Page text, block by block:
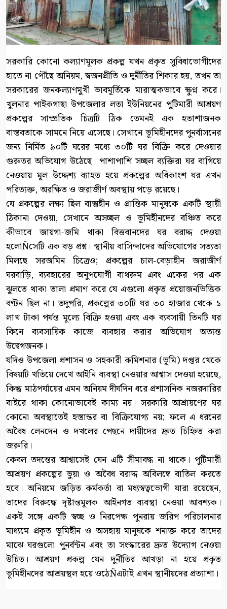
সরকারি কোনো কল্যাণমূলক প্রকল্প যখন প্রকৃত সুবিধাভোগীদের
হাতে না পৌঁছে অনিয়ম, স্বজনপ্রীতি ও দুর্নীতির শিকার হয়, তখন তা
সরকারের জনকল্যাণমুখী ভাবমূর্তিকে মারাত্মকভাবে ক্ষুণ্ন করে।
খুলনার পাইকগাছা উপজেলার লতা ইউনিয়নের পুটিমারী আশ্রয়ণ
প্রকল্পের সাম্প্রতিক চিত্রটি ঠিক তেমনই এক হতাশাজনক
বাস্তবতাকে সামনে নিয়ে এসেছে। সেখানে ভূমিহীনদের পুনর্বাসনের
জন্য নির্মিত ৯০টি ঘরের মধ্যে ৩০টি ঘর বিক্রি করে দেওয়ার
গুরুতর অভিযোগ উঠেছে। পাশাপাশি সচ্ছল ব্যক্তিরা ঘর বাগিয়ে
নেওয়ায় মূল উদ্দেশ্য ব্যাহত হয়ে প্রকল্পের অধিকাংশ ঘর এখন
পরিত্যক্ত, অরক্ষিত ও জরাজীর্ণ অবস্থায় পড়ে রয়েছে।
যে প্রকল্পের লক্ষ্য ছিল বাস্তুহীন ও প্রান্তিক মানুষকে একটি স্থায়ী
ঠিকানা দেওয়া, সেখানে অসচ্ছল ও ভূমিহীনদের বঞ্চিত করে
কীভাবে জায়গা-জমি থাকা বিত্তবানদের ঘর বরাদ্দ দেওয়া
হলোÑসেটি এক বড় প্রশ্ন। স্থানীয় বাসিন্দাদের অভিযোগের সত্যতা
মিলছে সরজমিন চিত্রেও; প্রকল্পের চাল-বেড়াহীন জরাজীর্ণ
ঘরবাড়ি, ব্যবহারের অনুপযোগী বাথরুম এবং একের পর এক
ঝুলতে থাকা তালা প্রমাণ করে যে এগুলো প্রকৃত প্রয়োজনভিত্তিক
বণ্টন ছিল না। তদুপরি, প্রকল্পের ৩০টি ঘর ৩০ হাজার থেকে ১
লাখ টাকা পর্যন্ত মূল্যে বিক্রি হওয়া এবং এক ব্যবসায়ী তিনটি ঘর
কিনে ব্যবসায়িক কাজে ব্যবহার করার অভিযোগ অত্যন্ত
উদ্বেগজনক।
যদিও উপজেলা প্রশাসন ও সহকারী কমিশনার (ভূমি) দপ্তর থেকে
বিষয়টি খতিয়ে দেখে আইনি ব্যবস্থা নেওয়ার আশ্বাস দেওয়া হয়েছে,
কিন্তু মাঠপর্যায়ের এমন অনিয়ম দীর্ঘদিন ধরে প্রশাসনিক নজরদারির
বাইরে থাকা কোনোভাবেই কাম্য নয়। সরকারি আশ্রায়ণের ঘর
কোনো অবস্থাতেই হস্তান্তর বা বিক্রিযোগ্য নয়; ফলে এ ধরনের
অবৈধ লেনদেন ও দখলের পেছনে দায়ীদের দ্রুত চিহ্নিত করা
জরুরি।
কেবল তদন্তের আশ্বাসেই যেন এটি সীমাবদ্ধ না থাকে। পুটিমারী
আশ্রয়ণ প্রকল্পের ভুয়া ও অবৈধ বরাদ্দ অবিলম্বে বাতিল করতে
হবে। অনিয়মে জড়িত কর্মকর্তা বা মধ্যস্বত্বভোগী যারা রয়েছেন,
তাদের বিরুদ্ধে দৃষ্টান্তমূলক আইনগত ব্যবস্থা নেওয়া আবশ্যক।
একই সঙ্গে একটি স্বচ্ছ ও নিরপেক্ষ পুনরায় জরিপ পরিচালনার
মাধ্যমে প্রকৃত ভূমিহীন ও অসহায় মানুষকে শনাক্ত করে তাদের
মাঝে ঘরগুলো পুনর্বন্টন এবং তা সংস্কারের দ্রুত উদ্যোগ নেওয়া
উচিত। আশ্রয়ণ প্রকল্প যেন দুর্নীতির আখড়া না হয়ে প্রকৃত
ভূমিহীনদের আশ্রয়স্থল হয়ে ওঠেÑএটাই এখন স্থানীয়দের প্রত্যাশা।